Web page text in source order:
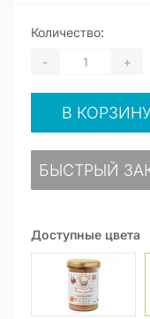
Доступные цвета
Количество:
- +
В
БЫСТРЫЙ